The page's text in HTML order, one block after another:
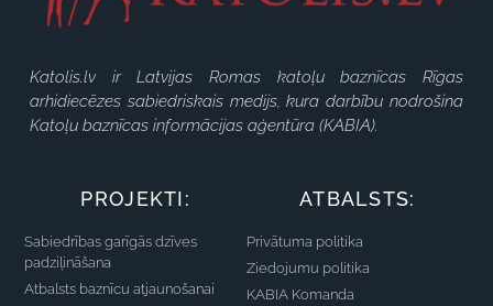
Katolis.lv ir Latvijas Romas katoļu baznīcas Rīgas
arhidiecēzes sabiedriskais medijs, kura darbību nodrošina
Katoļu baznīcas informācijas aģentūra (KABIA).
PROJEKTI:
Sabiedrības garīgās dzīves
padziļināšana
Atbalsts baznīcu atjaunošanai
ATBALSTS:
Privātuma politika
Ziedojumu politika
KABIA Komanda